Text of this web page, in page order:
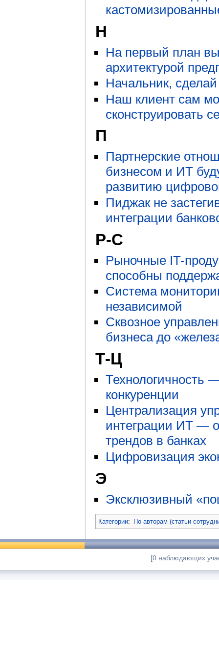
Н
На первый план
архитектурой
Начальник,
Наш клиент сам
сконструировать
П
Партнерские
бизнесом и ИТ
развитию
Пиджак не
интеграции
Р-С
Рыночные IT-
способны
Система
независимой
Сквозное
бизнеса до
Т-Ц
Технологичность
конкуренции
Централизация
интеграции ИТ —
трендов в банках
Цифровизация
Э
Эксклюзивный
Категории: По авторам (статьи
[0 наблюдающих